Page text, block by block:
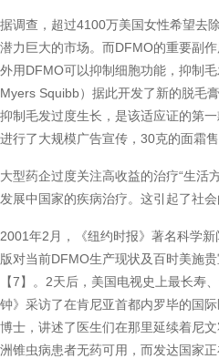
据调查，超过4100万美国女性希望去
潜力巨大的市场。而DFMO的重要副
外用DFMO可以抑制细胞功能，抑制
Myers Squibb）据此开发了新的脱毛
抑制毛发过度生长，是该适应证的第
进行了大规模广告宣传，30克的面霜售
大型药企过度关注高收益的治疗“生活
发展中国家的疾病治疗。这引起了社
2001年2月，《纽约时报》著名科学
版对当前DFMO生产现状及百时美施
【7】。2天后，美国电视史上最长寿
钟》采访了在肯尼亚首都内罗毕的国
博士，讲述了医生们在那里延续着尼
洲锥虫病患者无药可用，而发达国家正